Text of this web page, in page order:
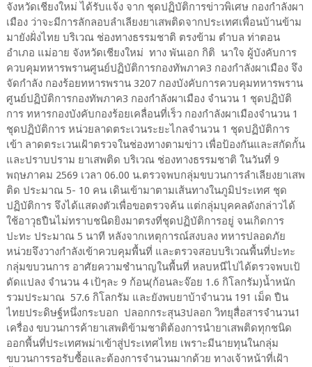
จังหวัดเชียงใหม่ ได้รับแจ้ง จาก ชุดปฏิบัติการข่าวพิเศษ กองกำลังผา
เมือง ว่าจะมีการลักลอบลำเลียงยาเสพติดจากประเทศเพื่อนบ้านข้าม
มายังฝั่งไทย บริเวณ ช่องทางธรรมชาติ ตรงข้าม ตำบล ท่าตอน
อำเภอ แม่อาย จังหวัดเชียงใหม่ ทาง พันเอก กิติ นาใจ ผู้บังคับการ
ควบคุมทหารพรานศูนย์ปฏิบัติการกองทัพภาค3 กองกำลังผาเมือง จึง
จัดกำลัง กองร้อยทหารพราน 3207 กองบังคับการควบคุมทหารพราน
ศูนย์ปฏิบัติการกองทัพภาค3 กองกำลังผาเมือง จำนวน 1 ชุดปฏิบัติ
การ ทหารกองบังคับกองร้อยเคลื่อนที่เร็ว กองกำลังผาเมืองจำนวน 1
ชุดปฏิบัติการ หน่วยลาดตระเวนระยะไกลจำนวน 1 ชุดปฏิบัติการ
เข้า ลาดตระเวนเฝ้าตรวจในช่องทางตามข่าว เพื่อป้องกันและสกัดกั้น
และปราบปราม ยาเสพติด บริเวณ ช่องทางธรรมชาติ ในวันที่ 9
พฤษภาคม 2569 เวลา 06.00 น.ตรวจพบกลุ่มขบวนการลำเลียงยาเสพ
ติด ประมาณ 5- 10 คน เดินเข้ามาตามเส้นทางในภูมิประเทศ ชุด
ปฏิบัติการ จึงได้แสดงตัวเพื่อขอตรวจค้น แต่กลุ่มบุคคลดังกล่าวได้
ใช้อาวุธปืนไม่ทราบชนิดยิงมาตรงที่ชุดปฏิบัติการอยู่ จนเกิดการ
ปะทะ ประมาณ 5 นาที หลังจากเหตุการณ์สงบลง ทหารปลอดภัย
หน่วยจึงวางกำลังเข้าควบคุมพื้นที่ และตรวจสอบบริเวณพื้นที่ปะทะ
กลุ่มขบวนการ อาศัยความชำนาญในพื้นที่ หลบหนีไปได้ตรวจพบเป้
ดัดแปลง จำนวน 4 เป้ๆละ 9 ก้อน(ก้อนละจ๊อย 1.6 กิโลกรัม)น้ำหนัก
รวมประมาณ 57.6 กิโลกรัม และยังพบยาบ้าจำนวน 191 เม็ด ปืน
ไทยประดิษฐ์หนึ่งกระบอก ปลอกกระสุน3ปลอก วิทยุสื่อสารจำนวน1
เครื่อง ขบวนการค้ายาเสพติข้ามชาติต้องการนำยาเสพติดทุกชนิด
ออกพื้นที่ประเทศพม่าเข้าสู่ประเทศไทย เพราะมีนายทุนในกลุ่ม
ขบวนการรอรับซื้อและต้องการจำนวนมากด้วย ทางเจ้าหน้าที่เฝ้า